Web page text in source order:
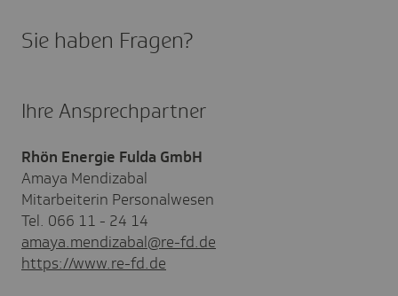
Sie haben Fragen?
Ihre Ansprechpartner
Rhön Energie Fulda GmbH
Amaya Mendizabal
Mitarbeiterin Personalwesen
Tel. 066 11 - 24 14
amaya.mendizabal@re-fd.de
https://www.re-fd.de